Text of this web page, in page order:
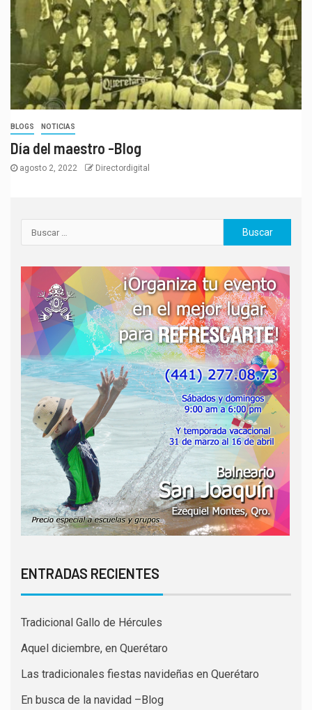
BLOGS NOTICIAS
Día del maestro -Blog
agosto 2, 2022 Directordigital
ENTRADAS RECIENTES
Tradicional Gallo de Hércules
Aquel diciembre, en Querétaro
Las tradicionales fiestas navideñas en Querétaro
En busca de la navidad –Blog